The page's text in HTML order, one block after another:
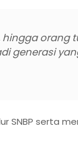
hingga orang
generasi
SNBP serta